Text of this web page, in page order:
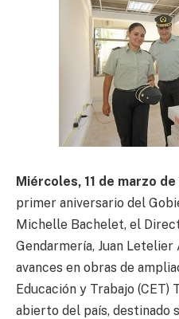
Miércoles, 11 de marzo de
primer aniversario del
Michelle Bachelet, el
Gendarmería, Juan Letelier
avances en obras de
Educación y Trabajo
abierto del país, destinado